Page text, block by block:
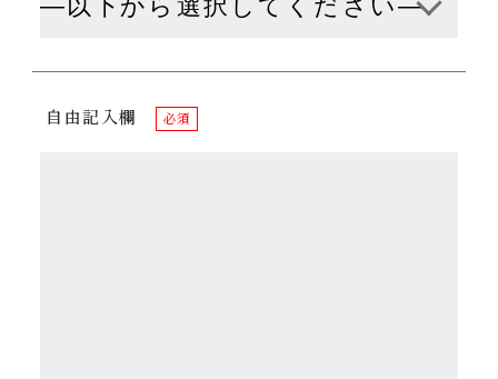
自由記入欄 必須